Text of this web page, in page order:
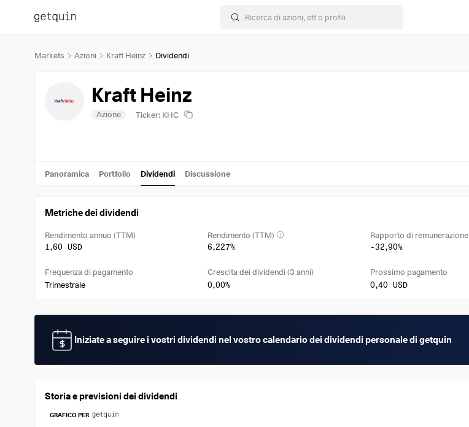
Markets Azioni Kraft Heinz Dividendi
Kraft Heinz
Azione Ticker: KHC
Panoramica Portfolio Dividendi Discussione
Metriche dei dividendi
Rendimento annuo (TTM)
1,60 USD
Rendimento (TTM)
6,227%
Rapporto di remunerazione
-32,90%
Frequenza di pagamento
Trimestrale
Crescita dei dividendi (3 anni)
0,00%
Prossimo pagamento
0,40 USD
Iniziate a seguire i vostri dividendi nel vostro calendario dei dividendi personale di getquin
Storia e previsioni dei dividendi
GRAFICO PER